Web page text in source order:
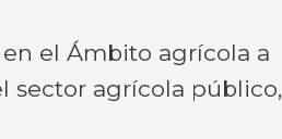
el Ámbito agrícola a
sector agrícola público,